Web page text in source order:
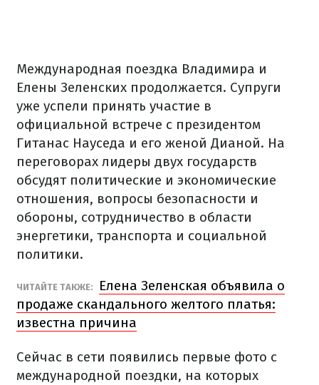
Международная поездка Владимира и
Елены Зеленских продолжается. Супруги
уже успели принять участие в
официальной встрече с президентом
Гитанас Науседа и его женой Дианой. На
переговорах лидеры двух государств
обсудят политические и экономические
отношения, вопросы безопасности и
обороны, сотрудничество в области
энергетики, транспорта и социальной
политики.
ЧИТАЙТЕ ТАКЖЕ:
Елена Зеленская объявила о
продаже скандального желтого платья:
известна причина
Сейчас в сети появились первые фото с
международной поездки, на которых